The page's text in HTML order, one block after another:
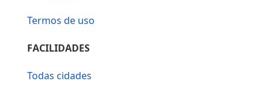
Termos de uso
FACILIDADES
Todas cidades